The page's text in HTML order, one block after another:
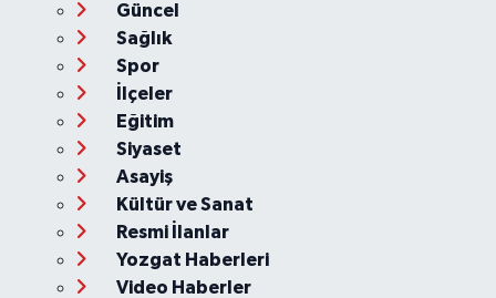
Güncel
Sağlık
Spor
İlçeler
Eğitim
Siyaset
Asayiş
Kültür ve Sanat
Resmi İlanlar
Yozgat Haberleri
Video Haberler